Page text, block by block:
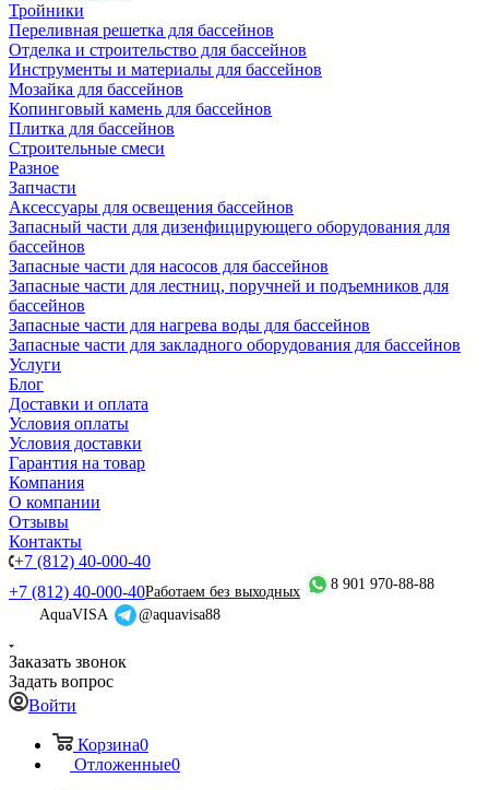
Тройники
Переливная решетка для бассейнов
Отделка и строительство для бассейнов
Инструменты и материалы для бассейнов
Мозайка для бассейнов
Копинговый камень для бассейнов
Плитка для бассейнов
Строительные смеси
Разное
Запчасти
Аксессуары для освещения бассейнов
Запасный части для дизенфицирующего оборудования для
бассейнов
Запасные части для насосов для бассейнов
Запасные части для лестниц, поручней и подъемников для
бассейнов
Запасные части для нагрева воды для бассейнов
Запасные части для закладного оборудования для бассейнов
Услуги
Блог
Доставки и оплата
Условия оплаты
Условия доставки
Гарантия на товар
Компания
О компании
Отзывы
Контакты
+7 (812) 40-000-40
+7 (812) 40-000-40Работаем без выходных
8 901 970-88-88
AquaVISA
@aquavisa88
Заказать звонок
Задать вопрос
Войти
Корзина0
Отложенные0